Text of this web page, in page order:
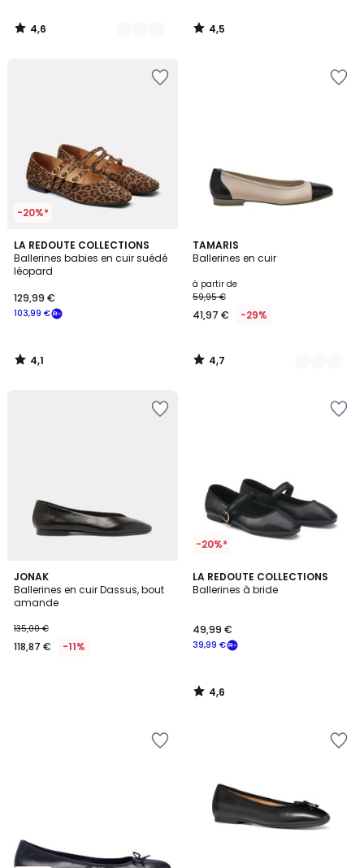
4,6
/
4,5
/
-20%*
LA REDOUTE COLLECTIONS
Ballerines babies en cuir suédé
léopard
103,99 €
129,99 €
4,1
/ 5
4,1
/
TAMARIS
Ballerines en cuir
à partir de
59,95 €
41,97 € -29%
4,7
/ 5
2
Couleurs
4,7
/
JONAK
Ballerines en cuir Dassus, bout
amande
135,00 €
118,87 € -11%
-20%*
LA REDOUTE COLLECTIONS
Ballerines à bride
39,99 €
49,99 €
4,6
/ 5
4,6
/